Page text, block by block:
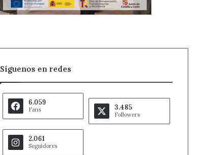
Síguenos en redes
6.059
Fans 3.485
Followers
2.061
Seguidores